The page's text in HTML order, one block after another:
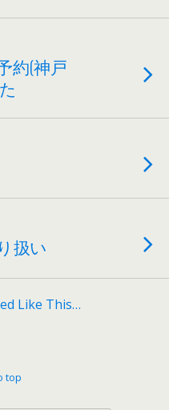
約(神戸
扱い
Like This…
top